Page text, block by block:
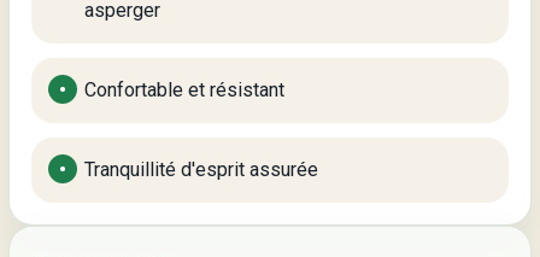
asperger
Confortable et résistant
Tranquillité d'esprit assurée